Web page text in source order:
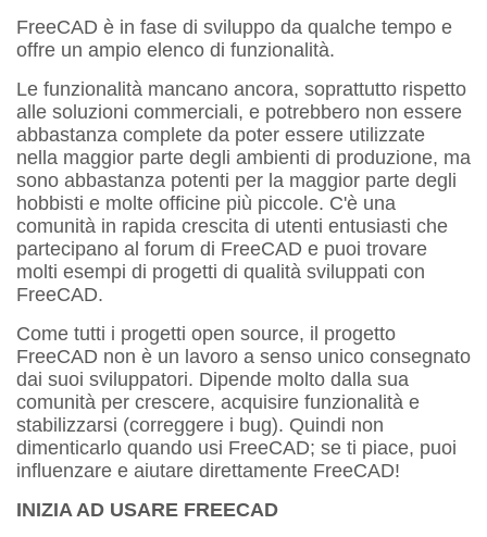
FreeCAD è in fase di sviluppo da qualche tempo e
offre un ampio elenco di funzionalità.
Le funzionalità mancano ancora, soprattutto rispetto
alle soluzioni commerciali, e potrebbero non essere
abbastanza complete da poter essere utilizzate
nella maggior parte degli ambienti di produzione, ma
sono abbastanza potenti per la maggior parte degli
hobbisti e molte officine più piccole. C'è una
comunità in rapida crescita di utenti entusiasti che
partecipano al forum di FreeCAD e puoi trovare
molti esempi di progetti di qualità sviluppati con
FreeCAD.
Come tutti i progetti open source, il progetto
FreeCAD non è un lavoro a senso unico consegnato
dai suoi sviluppatori. Dipende molto dalla sua
comunità per crescere, acquisire funzionalità e
stabilizzarsi (correggere i bug). Quindi non
dimenticarlo quando usi FreeCAD; se ti piace, puoi
influenzare e aiutare direttamente FreeCAD!
INIZIA AD USARE FREECAD